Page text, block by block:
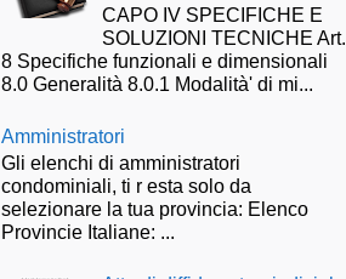
CAPO IV SPECIFICHE E
SOLUZIONI TECNICHE Art.
8 Specifiche funzionali e dimensionali
8.0 Generalità 8.0.1 Modalità' di mi...
Amministratori
Gli elenchi di amministratori
condominiali, ti r esta solo da
selezionare la tua provincia: Elenco
Provincie Italiane: ...